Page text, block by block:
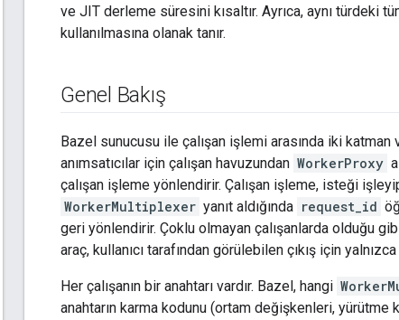
ve JIT derleme süresini kısaltır. Ayrıca, aynı türdeki
kullanılmasına olanak tanır.
Genel Bakış
Bazel sunucusu ile çalışan işlemi arasında iki
anımsatıcılar için çalışan havuzundan WorkerProxy
çalışan işleme yönlendirir. Çalışan işleme, isteği
WorkerMultiplexer yanıt aldığında request_id
geri yönlendirir. Çoklu olmayan çalışanlarda olduğu
araç, kullanıcı tarafından görülebilen çıkış için yalnızca
Her çalışanın bir anahtarı vardır. Bazel, hangi
anahtarın karma kodunu (ortam değişkenleri, yürütme